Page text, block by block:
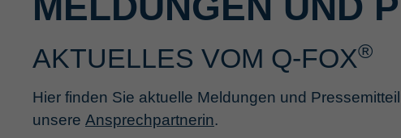
AKTUELLES VOM Q-FOX®
Hier finden Sie aktuelle Meldungen und
unsere Ansprechpartnerin.